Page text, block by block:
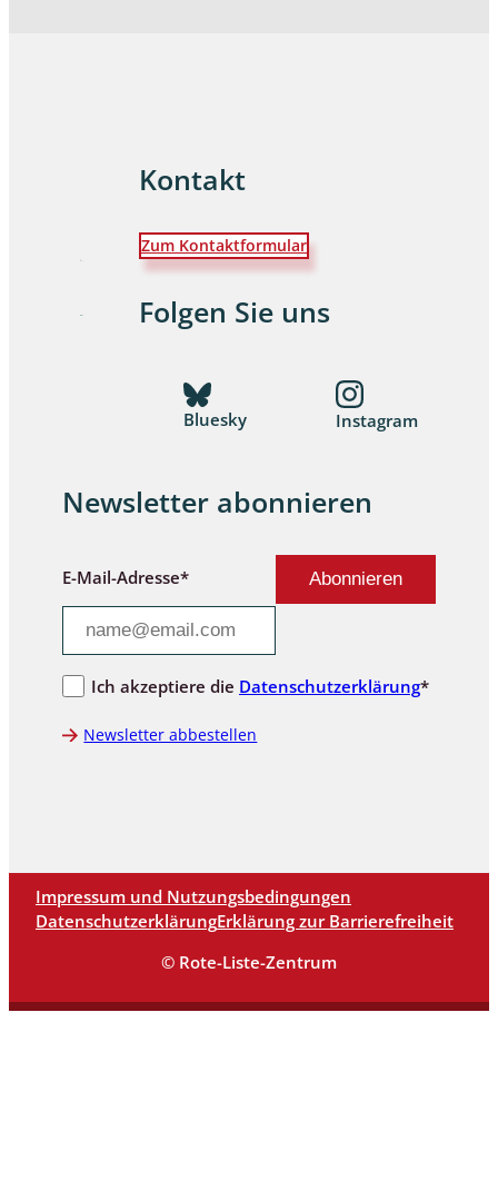
Kontakt
Zum Kontaktformular
Folgen Sie uns
Bluesky Instagram
Newsletter abonnieren
E-Mail-Adresse*
Ich akzeptiere die Datenschutzerklärung*
Newsletter abbestellen
Impressum und Nutzungsbedingungen
DatenschutzerklärungErklärung zur Barrierefreiheit
© Rote-Liste-Zentrum